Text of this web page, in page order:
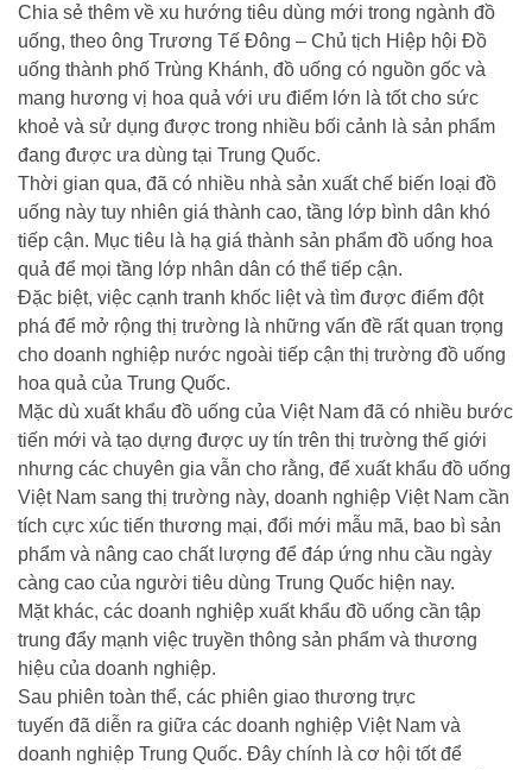
Chia sẻ thêm về xu hướng tiêu dùng mới trong ngành đồ
uống, theo ông Trương Tế Đông – Chủ tịch Hiệp hội Đồ
uống thành phố Trùng Khánh, đồ uống có nguồn gốc và
mang hương vị hoa quả với ưu điểm lớn là tốt cho sức
khoẻ và sử dụng được trong nhiều bối cảnh là sản phẩm
đang được ưa dùng tại Trung Quốc.
Thời gian qua, đã có nhiều nhà sản xuất chế biến loại đồ
uống này tuy nhiên giá thành cao, tầng lớp bình dân khó
tiếp cận. Mục tiêu là hạ giá thành sản phẩm đồ uống hoa
quả để mọi tầng lớp nhân dân có thể tiếp cận.
Đặc biệt, việc cạnh tranh khốc liệt và tìm được điểm đột
phá để mở rộng thị trường là những vấn đề rất quan trọng
cho doanh nghiệp nước ngoài tiếp cận thị trường đồ uống
hoa quả của Trung Quốc.
Mặc dù xuất khẩu đồ uống của Việt Nam đã có nhiều bước
tiến mới và tạo dựng được uy tín trên thị trường thế giới
nhưng các chuyên gia vẫn cho rằng, để xuất khẩu đồ uống
Việt Nam sang thị trường này, doanh nghiệp Việt Nam cần
tích cực xúc tiến thương mại, đổi mới mẫu mã, bao bì sản
phẩm và nâng cao chất lượng để đáp ứng nhu cầu ngày
càng cao của người tiêu dùng Trung Quốc hiện nay.
Mặt khác, các doanh nghiệp xuất khẩu đồ uống cần tập
trung đẩy mạnh việc truyền thông sản phẩm và thương
hiệu của doanh nghiệp.
Sau phiên toàn thể, các phiên giao thương trực
tuyến đã diễn ra giữa các doanh nghiệp Việt Nam và
doanh nghiệp Trung Quốc. Đây chính là cơ hội tốt để